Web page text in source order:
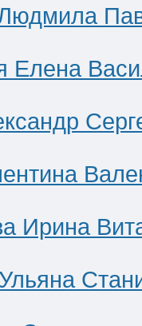
Елена
Ирина